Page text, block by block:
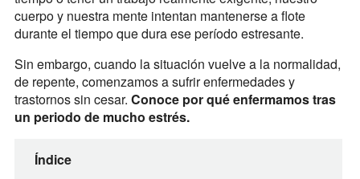
cuerpo y nuestra mente intentan mantenerse a flote
durante el tiempo que dura ese período estresante.
Sin embargo, cuando la situación vuelve a la normalidad,
de repente, comenzamos a sufrir enfermedades y
trastornos sin cesar. Conoce por qué enfermamos tras
un periodo de mucho estrés.
Índice